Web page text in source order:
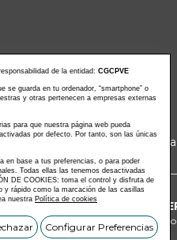
Agenda de Actos
Política
Copyright © CONSEJO
de la entidad: CGCPVE
se guarda en tu ordenador, “smartphone” o
y otras pertenecen a empresas externas
para que nuestra página web pueda
por defecto. Por tanto, son las únicas
en base a tus preferencias, o para poder
Todas ellas las tenemos desactivadas
DE COOKIES: toma el control y disfruta de
y rápido como la marcación de las casillas
nuestra Política de cookies
Configurar Preferencias